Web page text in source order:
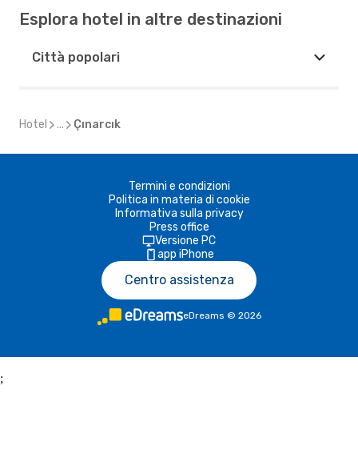
Esplora hotel in altre destinazioni
Città popolari
Hotel ... Çınarcık
Termini e condizioni
Politica in materia di cookie
Informativa sulla privacy
Press office
Versione PC
app iPhone
Centro assistenza
eDreams © 2026
;